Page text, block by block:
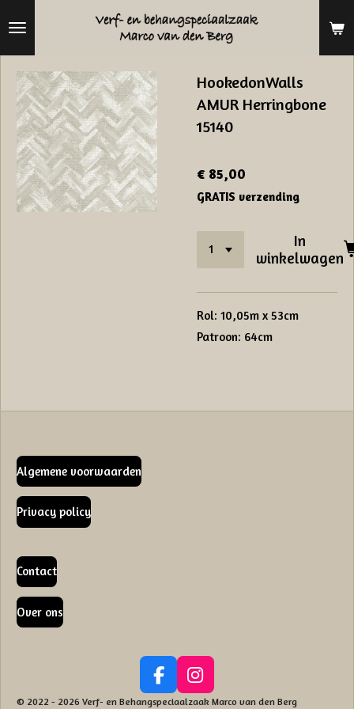
de
hoofdinhoud
HookedonWalls
AMUR Herringbone
15140
€ 85,00
GRATIS verzending
In
winkelwagen
Rol: 10,05m x 53cm
Patroon: 64cm
Algemene voorwaarden
Privacy policy
Contact
Over ons
F
a
I
n
© 2022 - 2026 Verf- en Behangspeciaalzaak Marco van den Berg